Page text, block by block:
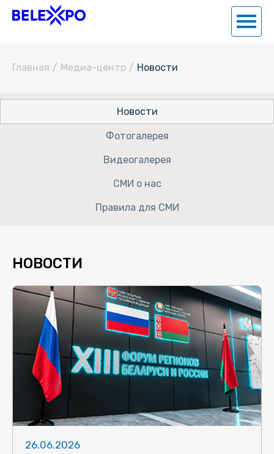
Главная / Медиа-центр / Новости
Новости
Фотогалерея
Видеогалерея
СМИ о нас
Правила для СМИ
НОВОСТИ
26.06.2026